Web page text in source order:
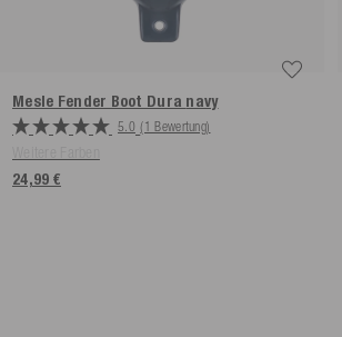
Mesle Fender Boot Dura navy
5.0 (1 Bewertung)
24,99 €